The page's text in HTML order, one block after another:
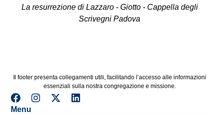
La resurrezione di Lazzaro - Giotto - Cappella degli
Scrivegni Padova
Il footer presenta collegamenti utili, facilitando l’accesso alle informazioni
essenziali sulla nostra congregazione e missione.
Menu